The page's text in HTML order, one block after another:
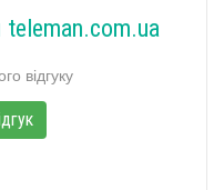
teleman.com.ua
відгуку